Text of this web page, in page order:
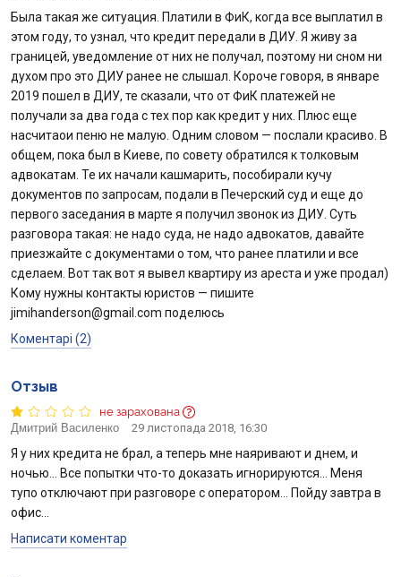
Была такая же ситуация. Платили в ФиК, когда все выплатил в
этом году, то узнал, что кредит передали в ДИУ. Я живу за
границей, уведомление от них не получал, поэтому ни сном ни
духом про это ДИУ ранее не слышал. Короче говоря, в январе
2019 пошел в ДИУ, те сказали, что от ФиК платежей не
получали за два года с тех пор как кредит у них. Плюс еще
насчитаои пеню не малую. Одним словом — послали красиво. В
общем, пока был в Киеве, по совету обратился к толковым
адвокатам. Те их начали кашмарить, пособирали кучу
документов по запросам, подали в Печерский суд и еще до
первого заседания в марте я получил звонок из ДИУ. Суть
разговора такая: не надо суда, не надо адвокатов, давайте
приезжайте с документами о том, что ранее платили и все
сделаем. Вот так вот я вывел квартиру из ареста и уже продал)
Кому нужны контакты юристов — пишите
jimihanderson@gmail.com поделюсь
Коментарі (2)
Отзыв
не зарахована
Дмитрий Василенко
29 листопада 2018, 16:30
Я у них кредита не брал, а теперь мне наяривают и днем, и
ночью… Все попытки что-то доказать игнорируются… Меня
тупо отключают при разговоре с оператором… Пойду завтра в
офис…
Написати коментар